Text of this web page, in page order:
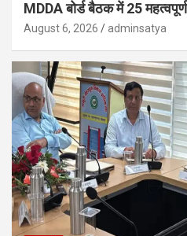
MDDA बोर्ड बैठक में 25
August 6, 2026 adminsatya